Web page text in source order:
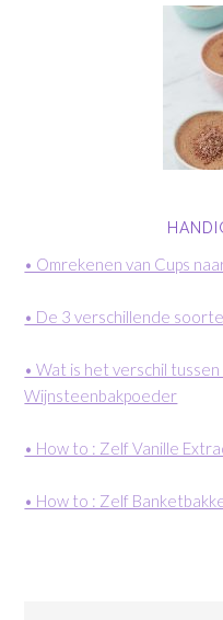
• Omrekenen van Cups
• De 3 verschillende
• Wat is het verschil
Wijnsteenbakpoeder
• How to : Zelf Vanille
• How to : Zelf